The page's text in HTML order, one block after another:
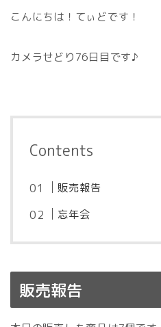
こんにちは！てぃどです！
カメラせどり76日目です♪
Contents
販売報告
忘年会
販売報告